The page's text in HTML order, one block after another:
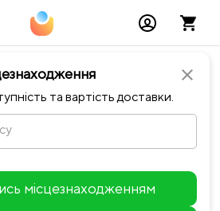
close
та вартість доставки.
місцезнаходженням
Sushi-Pizza